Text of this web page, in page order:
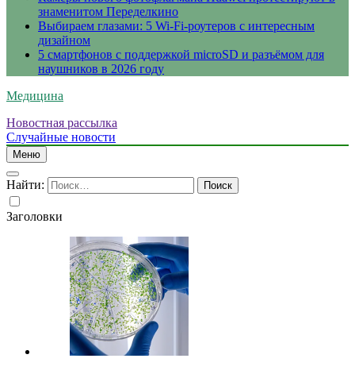
знаменитом Переделкино
Выбираем глазами: 5 Wi-Fi-роутеров с интересным
дизайном
5 смартфонов с поддержкой microSD и разъёмом для
наушников в 2026 году
Медицина
Новостная рассылка
Случайные новости
Меню
Найти:
Заголовки